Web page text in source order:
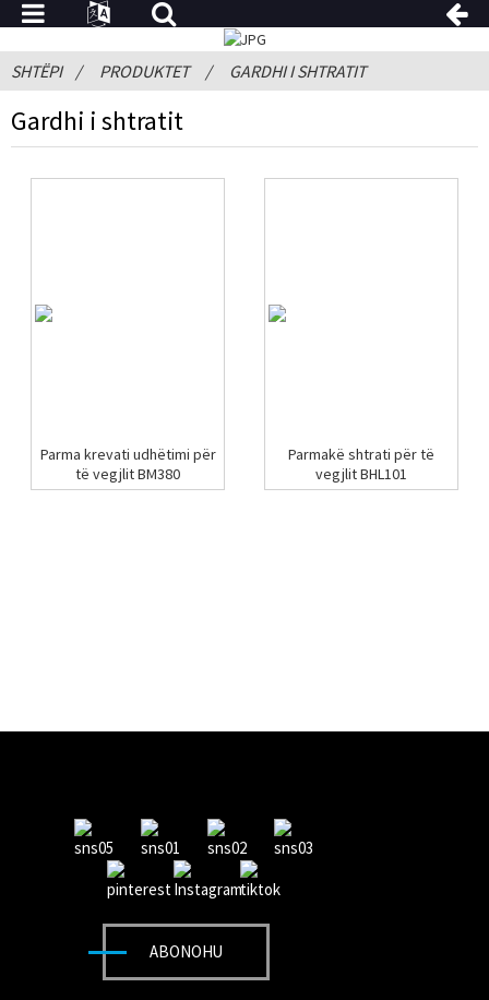
SHTËPI PRODUKTET GARDHI I SHTRATIT
Gardhi i shtratit
Parma krevati udhëtimi për
të vegjlit BM380
Parmakë shtrati për të
vegjlit BHL101
ABONOHU